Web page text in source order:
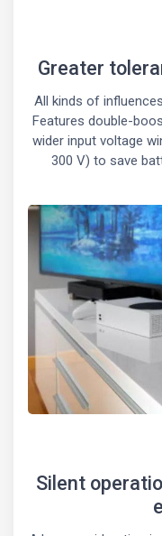
Greater
All kinds of
Features double-
wider input voltage
300 V) to save
Silent